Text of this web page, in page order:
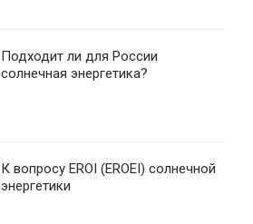
Подходит ли для России
солнечная энергетика?
К вопросу EROI (EROEI) солнечной
энергетики